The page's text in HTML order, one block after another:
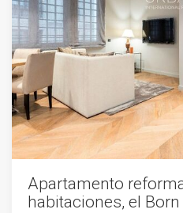
Apartamento
habitaciones, el Born